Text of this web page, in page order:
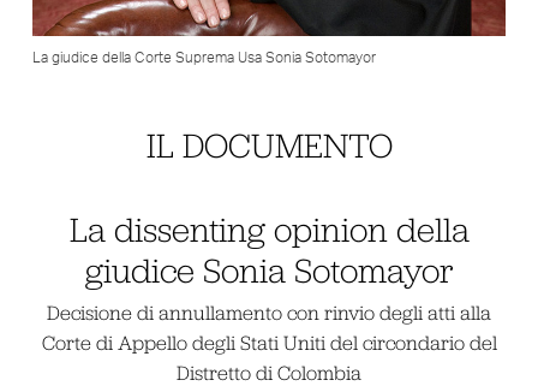
La giudice della Corte Suprema Usa Sonia Sotomayor
IL DOCUMENTO
La dissenting opinion della
giudice Sonia Sotomayor
Decisione di annullamento con rinvio degli atti alla
Corte di Appello degli Stati Uniti del circondario del
Distretto di Colombia